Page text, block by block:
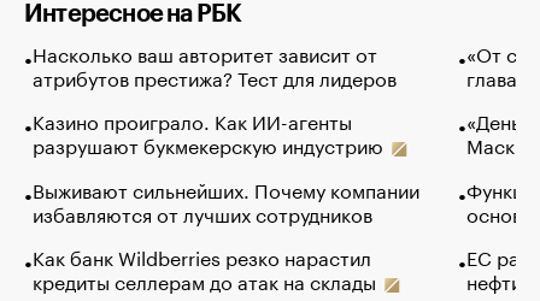
Интересное на РБК
Насколько ваш авторитет зависит от
атрибутов престижа? Тест для лидеров
Казино проиграло. Как ИИ-агенты
разрушают букмекерскую индустрию
Выживают сильнейших. Почему компании
избавляются от лучших сотрудников
Как банк Wildberries резко нарастил
кредиты селлерам до атак на склады
«От
глава
Маск в
основ
ЕС
нефти